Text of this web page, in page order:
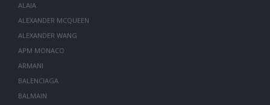
ALAIA
ALEXANDER MCQUEEN
ALEXANDER WANG
APM MONACO
ARMANI
BALENCIAGA
BALMAIN